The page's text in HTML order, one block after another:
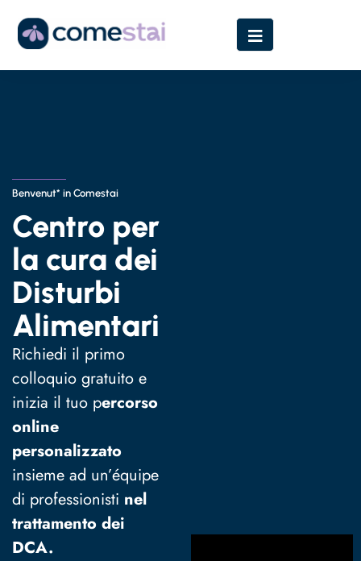
Benvenut* in Comestai
Centro per
la cura dei
Disturbi
Alimentari​
Richiedi il primo
colloquio gratuito e
inizia il tuo percorso
online
personalizzato
insieme ad un’équipe
di professionisti nel
trattamento dei
DCA.